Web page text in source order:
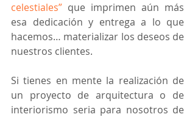
celestiales” que imprimen aún más
esa dedicación y entrega a lo que
hacemos… materializar los deseos de
nuestros clientes.
Si tienes en mente la realización de
un proyecto de arquitectura o de
interiorismo seria para nosotros de